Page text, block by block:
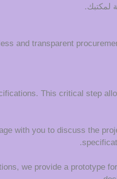
لمكتبك.
and transparent
This critical step
with you to discuss the
we provide a prototype